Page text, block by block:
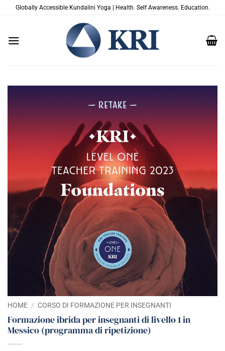
SaltaGlobally Accessible Kundalini Yoga | Health. Self Awareness. Education.
HOME / CORSO DI FORMAZIONE PER INSEGNANTI
Formazione ibrida per insegnanti di livello 1 in
Messico (programma di ripetizione)